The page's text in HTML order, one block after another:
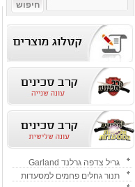
גריל צדפה גרלנד Garland
תנור גחלים פחמים למסעדות